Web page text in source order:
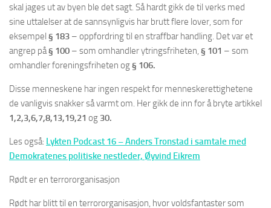
skal jages ut av byen ble det sagt. Så hardt gikk de til verks med
sine uttalelser at de sannsynligvis har brutt flere lover, som for
eksempel § 183 – oppfordring til en straffbar handling. Det var et
angrep på§ 100 – som omhandler ytringsfriheten, § 101 – som
omhandler foreningsfriheten og§ 106.
Disse menneskene har ingen respekt for menneskerettighetene
de vanligvis snakker så varmt om. Her gikk de inn for å bryte artikkel
1,2,3,6,7,8,13,19,21 og 30.
Les også: Lykten Podcast 16 – Anders Tronstad i samtale med
Demokratenes politiske nestleder, Øyvind Eikrem
Rødt er en terrororganisasjon
Rødt har blitt til en terrororganisasjon, hvor voldsfantaster som